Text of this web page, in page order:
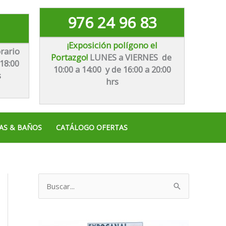
976 24 96 83
¡Exposición polígono el
Portazgo! LUNES a VIERNES de
10:00 a 14:00 y de 16:00 a 20:00
hrs
& BAÑOS CATÁLOGO OFERTAS
u